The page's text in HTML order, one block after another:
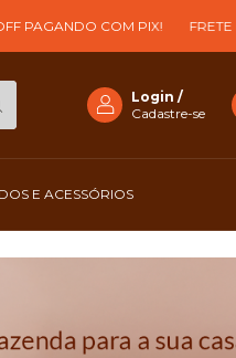
COM PIX! FRETE
Login /
Cadastre-se
E ACESSÓRIOS